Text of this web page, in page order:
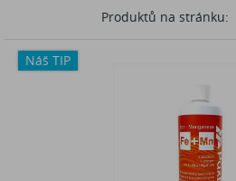
Produktů na stránku:
Náš TIP